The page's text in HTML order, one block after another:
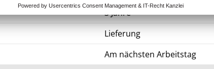
3 Jahre
Lieferung
Am nächsten Arbeitstag